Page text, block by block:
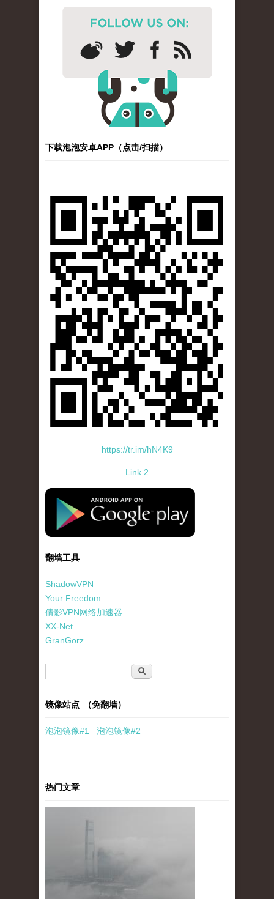
下载泡泡安卓APP（点击/扫描）
https://tr.im/hN4K9
Link 2
standard-icon-googleplay-app-store.png
翻墙工具
ShadowVPN
Your Freedom
倩影VPN网络加速器
XX-Net
GranGorz
搜索
镜像站点 （免翻墙）
泡泡镜像#1 泡泡镜像#2
热门文章